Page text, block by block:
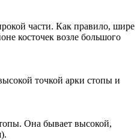
части. Как правило, шире
косточек возле большого
точкой арки стопы и
Она бывает высокой,